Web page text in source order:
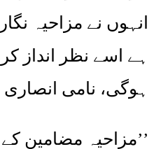
انہوں نے مزاحیہ
ہے اسے نظر انداز
ہوگی، نامی
’’مزاحیہ مضامین